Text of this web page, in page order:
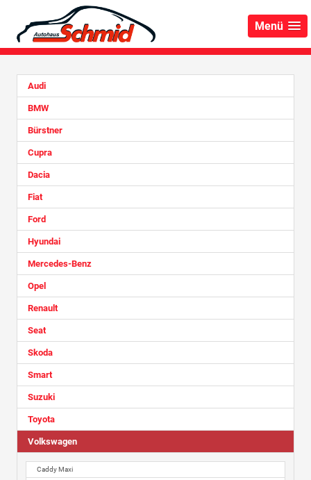
Menü
Audi
BMW
Bürstner
Cupra
Dacia
Fiat
Ford
Hyundai
Mercedes-Benz
Opel
Renault
Seat
Skoda
Smart
Suzuki
Toyota
Volkswagen
Caddy Maxi